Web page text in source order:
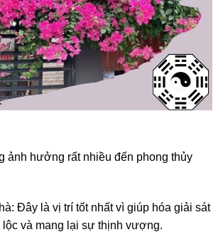
ảnh hưởng rất nhiều đến phong thủy
Đây là vị trí tốt nhất vì giúp hóa giải sát
lộc và mang lại sự thịnh vượng.